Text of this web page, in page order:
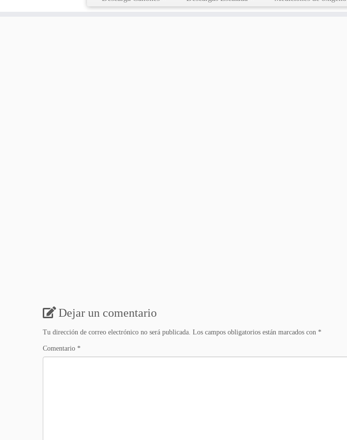
Dejar un comentario
Tu dirección de correo electrónico no será publicada. Los campos obligatorios están marcados con *
Comentario *